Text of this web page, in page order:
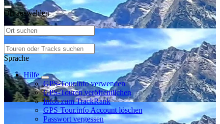
Ort auswählen
Sprache
Hilfe
GPS-Tour.info verwenden
GPS-Touren veröffentlichen
Infos zum TrackRank
GPS-Tour.info Account löschen
Passwort vergessen